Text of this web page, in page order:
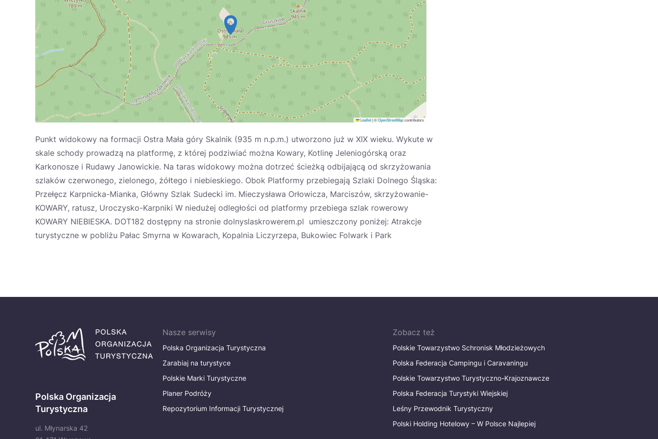
Leaflet|©OpenStreetMapcontributors
Punkt widokowy na formacji Ostra Mała góry Skalnik (935 m n.p.m.) utworzono już w XIX wieku. Wykute w
skale schody prowadzą na platformę, z której podziwiać można Kowary, Kotlinę Jeleniogórską oraz
Karkonosze i Rudawy Janowickie. Na taras widokowy można dotrzeć ścieżką odbijającą od skrzyżowania
szlaków czerwonego, zielonego, żółtego i niebieskiego. Obok Platformy przebiegają Szlaki Dolnego Śląska:
Przełęcz Karpnicka-Mianka, Główny Szlak Sudecki im. Mieczysława Orłowicza, Marciszów, skrzyżowanie-
KOWARY, ratusz, Uroczysko-Karpniki W niedużej odległości od platformy przebiega szlak rowerowy
KOWARY NIEBIESKA. DOT182 dostępny na stronie dolnyslaskrowerem.pl umieszczony poniżej: Atrakcje
turystyczne w pobliżu Pałac Smyrna w Kowarach, Kopalnia Liczyrzepa, Bukowiec Folwark i Park
Polska Organizacja
Turystyczna
ul. Młynarska 42
Nasze serwisy
Polska Organizacja Turystyczna
Zarabiaj na turystyce
Polskie Marki Turystyczne
Planer Podróży
Repozytorium Informacji Turystycznej
Zobacz też
Polskie Towarzystwo Schronisk Młodzieżowych
Polska Federacja Campingu i Caravaningu
Polskie Towarzystwo Turystyczno-Krajoznawcze
Polska Federacja Turystyki Wiejskiej
Leśny Przewodnik Turystyczny
Polski Holding Hotelowy – W Polsce Najlepiej